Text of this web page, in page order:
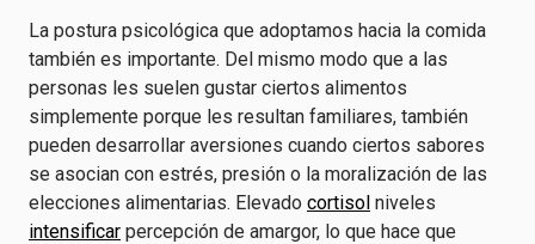
La postura psicológica que adoptamos hacia la comida
también es importante. Del mismo modo que a las
personas les suelen gustar ciertos alimentos
simplemente porque les resultan familiares, también
pueden desarrollar aversiones cuando ciertos sabores
se asocian con estrés, presión o la moralización de las
elecciones alimentarias. Elevado cortisol niveles
intensificar percepción de amargor, lo que hace que